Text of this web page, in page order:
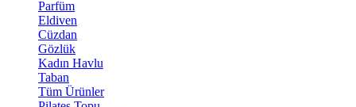
Parfüm
Eldiven
Cüzdan
Gözlük
Kadın Havlu
Taban
Tüm Ürünler